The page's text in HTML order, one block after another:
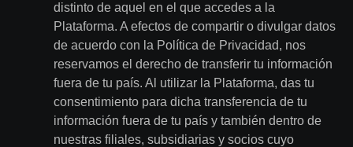
distinto de aquel en el que accedes a la
Plataforma. A efectos de compartir o divulgar datos
de acuerdo con la Política de Privacidad, nos
reservamos el derecho de transferir tu información
fuera de tu país. Al utilizar la Plataforma, das tu
consentimiento para dicha transferencia de tu
información fuera de tu país y también dentro de
nuestras filiales, subsidiarias y socios cuyo